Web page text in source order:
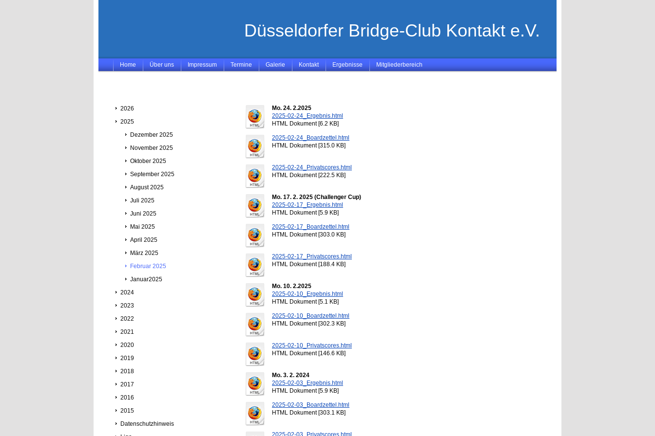
Düsseldorfer Bridge-Club Kontakt e.V.
Home Über uns Impressum Termine Galerie Kontakt Ergebnisse Mitgliederbereich
2026
2025
Dezember 2025
November 2025
Oktober 2025
September 2025
August 2025
Juli 2025
Juni 2025
Mai 2025
April 2025
März 2025
Februar 2025
Januar2025
2024
2023
2022
2021
2020
2019
2018
2017
2016
2015
Datenschutzhinweis
Mo. 24. 2.2025
2025-02-24_Ergebnis.html
HTML Dokument [6.2 KB]
2025-02-24_Boardzettel.html
HTML Dokument [315.0 KB]
2025-02-24_Privatscores.html
HTML Dokument [222.5 KB]
Mo. 17. 2. 2025 (Challenger Cup)
2025-02-17_Ergebnis.html
HTML Dokument [5.9 KB]
2025-02-17_Boardzettel.html
HTML Dokument [303.0 KB]
2025-02-17_Privatscores.html
HTML Dokument [188.4 KB]
Mo. 10. 2.2025
2025-02-10_Ergebnis.html
HTML Dokument [5.1 KB]
2025-02-10_Boardzettel.html
HTML Dokument [302.3 KB]
2025-02-10_Privatscores.html
HTML Dokument [146.6 KB]
Mo. 3. 2. 2024
2025-02-03_Ergebnis.html
HTML Dokument [5.9 KB]
2025-02-03_Boardzettel.html
HTML Dokument [303.1 KB]
2025-02-03_Privatscores.html